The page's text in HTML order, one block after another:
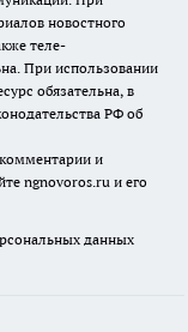
новостного
теле-
При использовании
обязательна, в
РФ об
комментарии и
ngnovoros.ru и его
данных